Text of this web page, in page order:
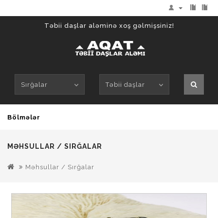
Təbii daşlar aləminə xoş gəlmişsiniz!
Sırğalar Təbii daşlar
Bölmələr
MƏHSULLAR / SIRĞALAR
Məhsullar / Sırğalar